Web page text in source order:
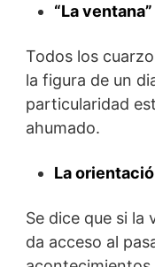
“La ventana”
Todos los
la figura de un
particularidad
ahumado.
La
Se dice que si la
da acceso al